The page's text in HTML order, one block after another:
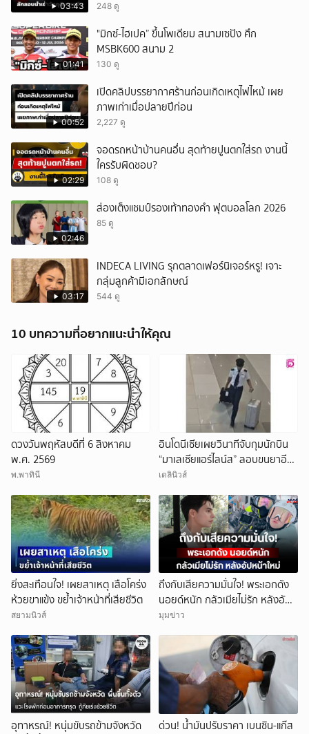
03:43 248 ดู
01:41
"มิกซ์-ไฮเปค” ขึ้นโพเดียม สนามเซปัง ศึก
MSBK600 สนาม 2
130 ดู
00:52
เปิดคลิปบรรยากาศร้านก่อนเกิดเหตุไฟไหม้ เผย
ภาพเก่าเมื่อปลายปีก่อน
2,227 ดู
02:29
จอดรถหน้าบ้านคนอื่น สุดท้ายปูนตกใส่รถ งานนี้
ใครรับผิดชอบ?
108 ดู
02:46
ส่องเต็งแชมป์รองเท้าทองคำ ฟุตบอลโลก 2026
85 ดู
03:17
INDECA LIVING รุกตลาดเฟอร์นิเจอร์หรู! เจาะ
กลุ่มลูกค้ามีเอกลักษณ์
544 ดู
10 บทความที่อยากแนะนำให้คุณ
ดวงวันพฤหัสบดีที่ 6 สิงหาคม
พ.ศ. 2569
พ.พาทินี
อินโดนีเซียเผยวินาทีจับกุมนักบิน
“มาเลเซียแอร์ไลน์ส” ลอบขนยาอี
26 กก.(คลิป)
เดลินิวส์
ยิ่งสะเทือนใจ! เผยสาเหตุ เสือโคร่ง
ห้วยขาแข้ง ขย้ำเจ้าหน้าที่เสียชีวิต
สยามนิวส์
ถึงกับเสียความมั่นใจ! พระเอกดัง
นอยด์หนัก กลัวเมียไม่รัก หลังอัป
หน้าใหม่
มุมข่าว
อุทาหรณ์! หนุ่มขับรถข้ามจังหวัด
ด่วน! น้ำมันปรับราคา เบนซิน-แก๊ส